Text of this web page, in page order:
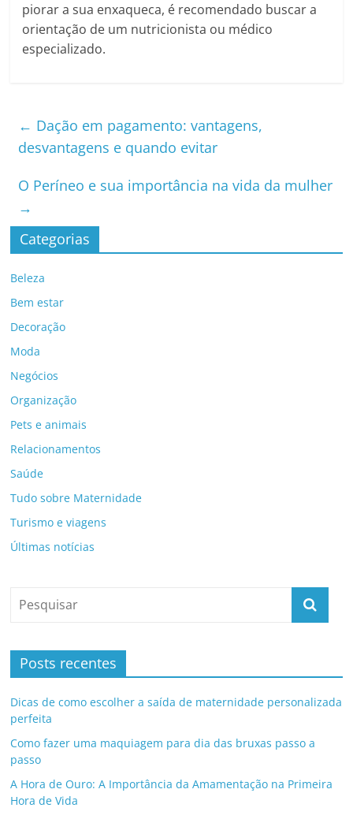
piorar a sua enxaqueca, é recomendado buscar a
orientação de um nutricionista ou médico
especializado.
← Dação em pagamento: vantagens,
desvantagens e quando evitar
O Períneo e sua importância na vida da mulher
→
Categorias
Beleza
Bem estar
Decoração
Moda
Negócios
Organização
Pets e animais
Relacionamentos
Saúde
Tudo sobre Maternidade
Turismo e viagens
Últimas notícias
Posts recentes
Dicas de como escolher a saída de maternidade personalizada
perfeita
Como fazer uma maquiagem para dia das bruxas passo a
passo
A Hora de Ouro: A Importância da Amamentação na Primeira
Hora de Vida